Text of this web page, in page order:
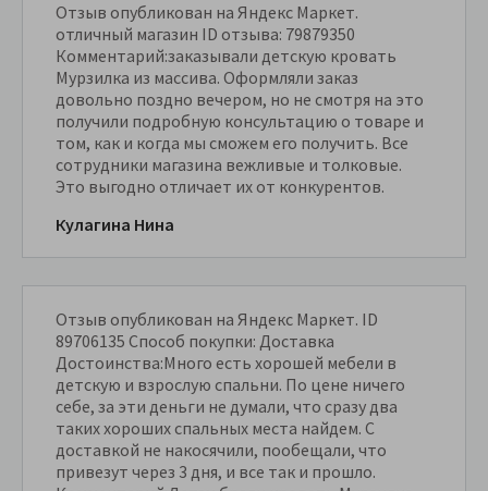
Отзыв опубликован на Яндекс Маркет.
отличный магазин ID отзыва: 79879350
Комментарий:заказывали детскую кровать
Мурзилка из массива. Оформляли заказ
довольно поздно вечером, но не смотря на это
получили подробную консультацию о товаре и
том, как и когда мы сможем его получить. Все
сотрудники магазина вежливые и толковые.
Это выгодно отличает их от конкурентов.
Кулагина Нина
Отзыв опубликован на Яндекс Маркет. ID
89706135 Способ покупки: Доставка
Достоинства:Много есть хорошей мебели в
детскую и взрослую спальни. По цене ничего
себе, за эти деньги не думали, что сразу два
таких хороших спальных места найдем. С
доставкой не накосячили, пообещали, что
привезут через 3 дня, и все так и прошло.